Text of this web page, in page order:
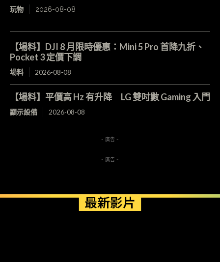
玩物 2026-08-08
【場料】DJI 8 月限時優惠：Mini 5 Pro 首降九折、
Pocket 3 定價下調
場料 2026-08-08
【場料】平價高 Hz 有升降 LG 雙吋數 Gaming 入門
顯示設備 2026-08-08
- 廣告 -
- 廣告 -
最新影片